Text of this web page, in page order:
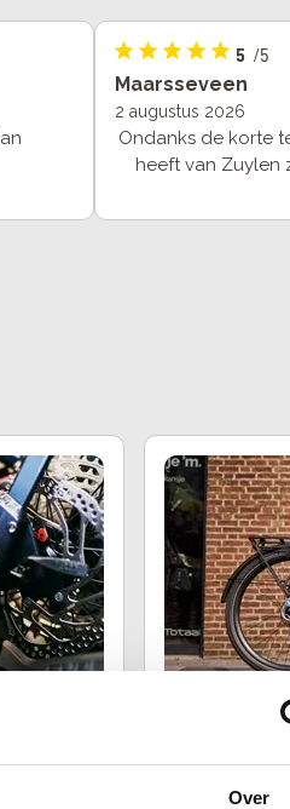
Over
5 /5
Maarsseveen
2 augustus 2026
Ondanks de korte
heeft van Zuylen
goede service en
Voor een
jouw